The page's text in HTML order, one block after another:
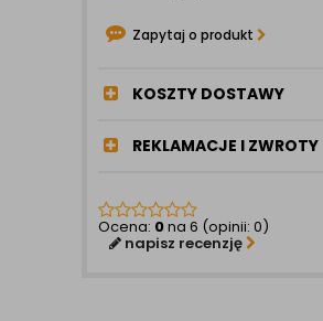
Zapytaj o produkt
KOSZTY DOSTAWY
REKLAMACJE I ZWROTY
Ocena: 0na 6 (opinii: 0)
napisz recenzję